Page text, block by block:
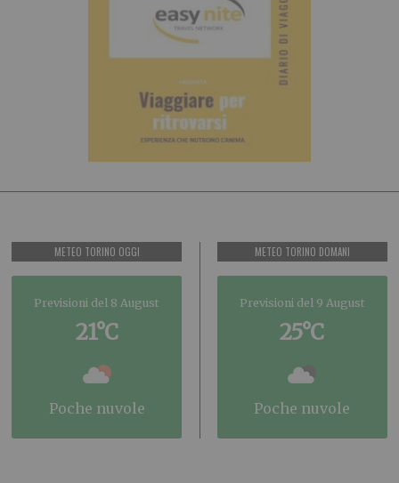
METEO TORINO OGGI
Previsioni del 8 August
21°C
poche nuvole
METEO TORINO DOMANI
Previsioni del 9 August
25°C
poche nuvole